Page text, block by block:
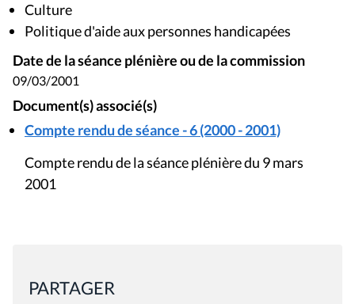
Culture
Politique d'aide aux personnes handicapées
Date de la séance plénière ou de la commission
09/03/2001
Document(s) associé(s)
Compte rendu de séance - 6 (2000 - 2001)
Compte rendu de la séance plénière du 9 mars
2001
PARTAGER